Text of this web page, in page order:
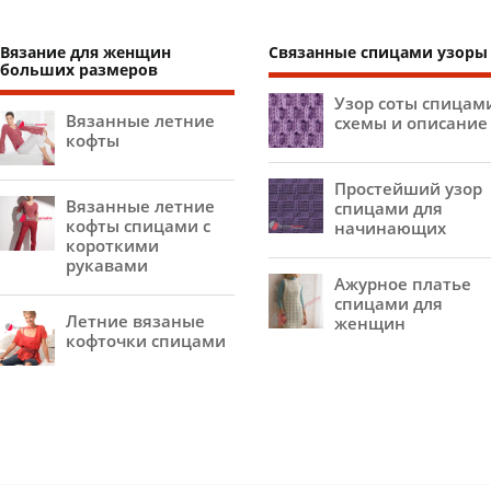
Вязание для женщин
больших размеров
Вязанные летние
кофты
Вязанные летние
кофты спицами с
короткими
рукавами
Летние вязаные
кофточки спицами
Связанные спицами узоры
Узор соты
схемы и описание
Простейший узор
спицами для
начинающих
Ажурное платье
спицами для
женщин